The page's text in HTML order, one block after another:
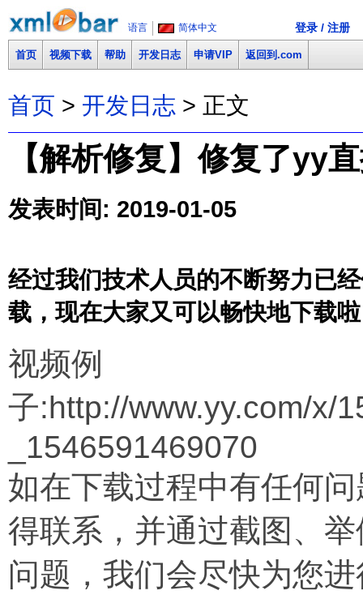
语言 简体中文 登录 / 注册
首页 视频下载 帮助 开发日志 申请VIP 返回到.com
首页 > 开发日志 > 正文
【解析修复】修复了yy
发表时间: 2019-01-05
经过我们技术人员的不断努力已
载，现在大家又可以畅快地下载
视频例
子:http://www.yy.com/x/
_1546591469070
如在下载过程中有任何
得联系，并通过截图、
问题，我们会尽快为您